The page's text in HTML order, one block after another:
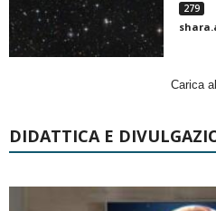
279
Carica
DIDATTICA E